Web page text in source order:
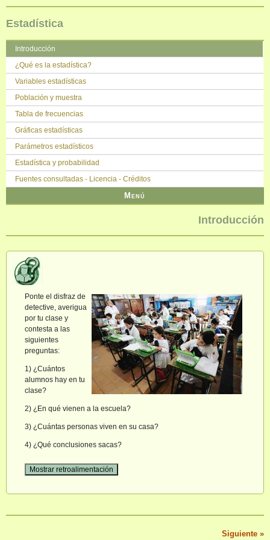
Estadística
Introducción
¿Qué es la estadística?
Variables estadísticas
Población y muestra
Tabla de frecuencias
Gráficas estadísticas
Parámetros estadísticos
Estadística y probabilidad
Fuentes consultadas - Licencia - Créditos
Menú
Introducción
Ponte el disfraz de
detective, averigua
por tu clase y
contesta a las
siguientes
preguntas:
1) ¿Cuántos
alumnos hay en tu
clase?
2) ¿En qué vienen a la escuela?
3) ¿Cuántas personas viven en su casa?
4) ¿Qué conclusiones sacas?
Siguiente »